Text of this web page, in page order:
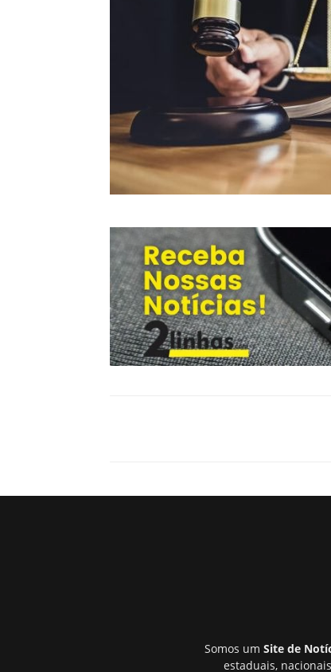
Somos umSite de
estaduais,